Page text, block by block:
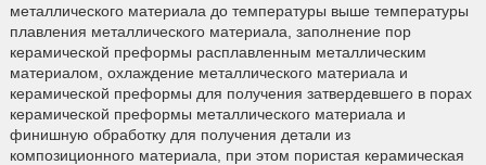
металлического материала до температуры выше температуры
плавления металлического материала, заполнение пор
керамической преформы расплавленным металлическим
материалом, охлаждение металлического материала и
керамической преформы для получения затвердевшего в порах
керамической преформы металлического материала и
финишную обработку для получения детали из
композиционного материала, при этом пористая керамическая